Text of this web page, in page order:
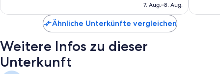
beträgt
7. Aug.–8. Aug.
Ähnliche Unterkünfte vergleichen
Weitere Infos zu dieser
Unterkunft